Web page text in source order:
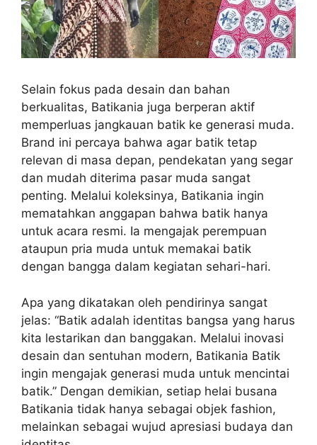
Selain fokus pada desain dan bahan
berkualitas, Batikania juga berperan aktif
memperluas jangkauan batik ke generasi muda.
Brand ini percaya bahwa agar batik tetap
relevan di masa depan, pendekatan yang segar
dan mudah diterima pasar muda sangat
penting. Melalui koleksinya, Batikania ingin
mematahkan anggapan bahwa batik hanya
untuk acara resmi. Ia mengajak perempuan
ataupun pria muda untuk memakai batik
dengan bangga dalam kegiatan sehari-hari.
Apa yang dikatakan oleh pendirinya sangat
jelas: “Batik adalah identitas bangsa yang harus
kita lestarikan dan banggakan. Melalui inovasi
desain dan sentuhan modern, Batikania Batik
ingin mengajak generasi muda untuk mencintai
batik.” Dengan demikian, setiap helai busana
Batikania tidak hanya sebagai objek fashion,
melainkan sebagai wujud apresiasi budaya dan